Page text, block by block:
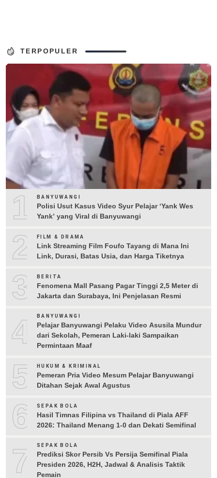
TERPOPULER
1 BANYUWANGI
Polisi Usut Kasus Video Syur Pelajar ‘Yank Wes
Yank’ yang Viral di Banyuwangi
2 FILM & DRAMA
Link Streaming Film Foufo Tayang di Mana Ini
Link, Durasi, Batas Usia, dan Harga Tiketnya
3 BERITA
Fenomena Mall Pasang Pagar Tinggi 2,5 Meter di
Jakarta dan Surabaya, Ini Penjelasan Resmi
4 BANYUWANGI
Pelajar Banyuwangi Pelaku Video Asusila Mundur
dari Sekolah, Pemeran Laki-laki Sampaikan
Permintaan Maaf
5 HUKUM & KRIMINAL
Pemeran Pria Video Mesum Pelajar Banyuwangi
Ditahan Sejak Awal Agustus
6 SEPAK BOLA
Hasil Timnas Filipina vs Thailand di Piala AFF
2026: Thailand Menang 1-0 dan Dekati Semifinal
7 SEPAK BOLA
Prediksi Skor Persib Vs Persija Semifinal Piala
Presiden 2026, H2H, Jadwal & Analisis Taktik
Pemain